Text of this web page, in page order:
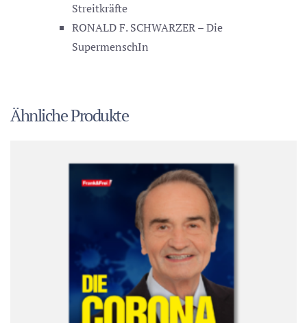
Streitkräfte
RONALD F. SCHWARZER – Die
SupermenschIn
Ähnliche Produkte